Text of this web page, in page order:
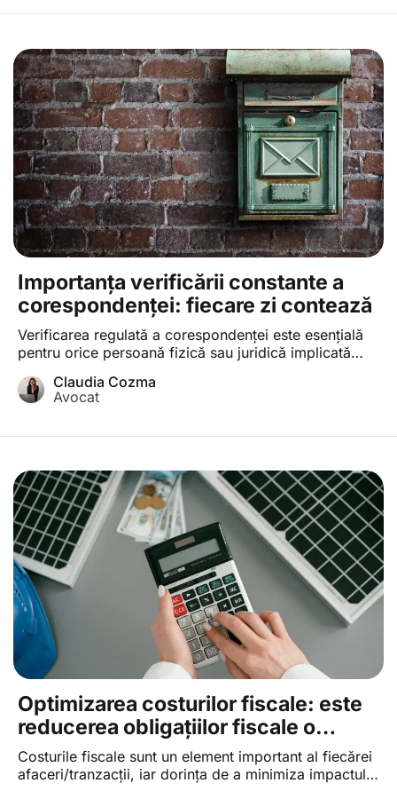
convingerea […]
Importanța verificării constante a
corespondenței: fiecare zi contează
Verificarea regulată a corespondenței este esențială
pentru orice persoană fizică sau juridică implicată
începe de regulă cu formularea, de către reclamant, a
unei cereri de chemare în judecată, care ulterior este
adresa de domiciliu sau la sediul social al […]
Claudia Cozma
Avocat
Optimizarea costurilor fiscale: este
reducerea obligațiilor fiscale o
activitate legală?
Costurile fiscale sunt un element important al fiecărei
afaceri/tranzacţii, iar dorința de a minimiza impactul